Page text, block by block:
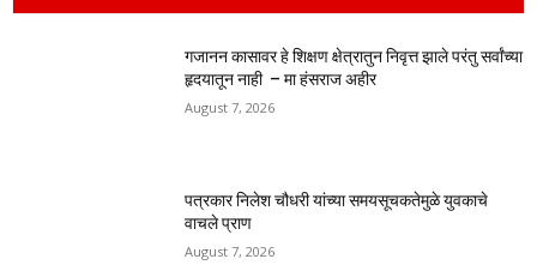
गजानन कासावर हे शिक्षण क्षेत्रातुन निवृत्त झाले परंतु सर्वांच्या
हृदयातून नाही – मा हंसराज अहीर
August 7, 2026
पत्रकार निलेश चौधरी यांच्या समयसूचकतेमुळे युवकाचे
वाचले प्राण
August 7, 2026